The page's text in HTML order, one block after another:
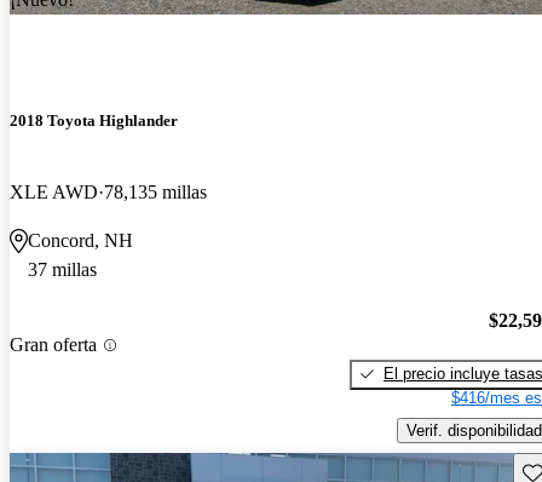
2018 Toyota Highlander
XLE AWD 78,135 millas
Concord, NH
37 millas
Gran oferta
El precio incluye tasas
$416/mes
Verif. disponibilidad